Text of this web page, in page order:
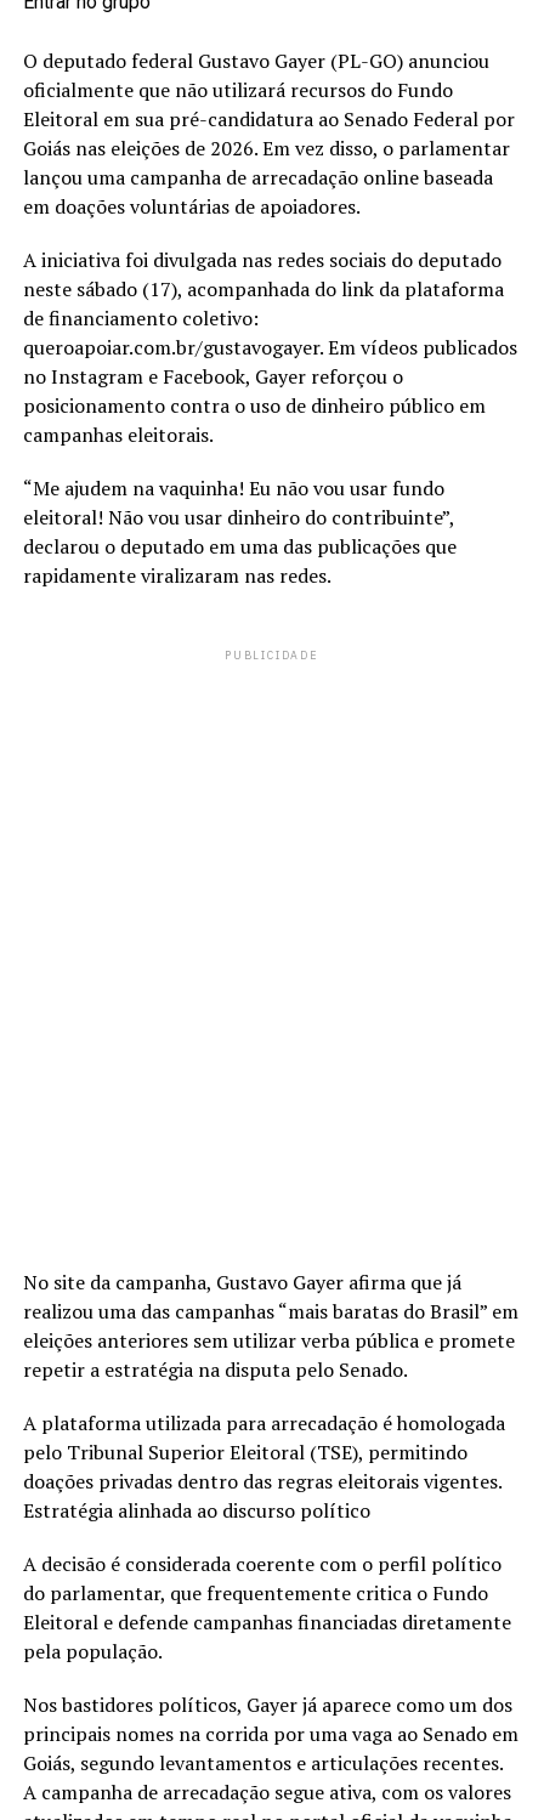
O deputado federal Gustavo Gayer (PL-GO) anunciou
oficialmente que não utilizará recursos do Fundo
Eleitoral em sua pré-candidatura ao Senado Federal por
Goiás nas eleições de 2026. Em vez disso, o parlamentar
lançou uma campanha de arrecadação online baseada
em doações voluntárias de apoiadores.
A iniciativa foi divulgada nas redes sociais do deputado
neste sábado (17), acompanhada do link da plataforma
de financiamento coletivo:
queroapoiar.com.br/gustavogayer. Em vídeos publicados
no Instagram e Facebook, Gayer reforçou o
posicionamento contra o uso de dinheiro público em
campanhas eleitorais.
“Me ajudem na vaquinha! Eu não vou usar fundo
eleitoral! Não vou usar dinheiro do contribuinte”,
declarou o deputado em uma das publicações que
rapidamente viralizaram nas redes.
PUBLICIDADE
No site da campanha, Gustavo Gayer afirma que já
realizou uma das campanhas “mais baratas do Brasil” em
eleições anteriores sem utilizar verba pública e promete
repetir a estratégia na disputa pelo Senado.
A plataforma utilizada para arrecadação é homologada
pelo Tribunal Superior Eleitoral (TSE), permitindo
doações privadas dentro das regras eleitorais vigentes.
Estratégia alinhada ao discurso político
A decisão é considerada coerente com o perfil político
do parlamentar, que frequentemente critica o Fundo
Eleitoral e defende campanhas financiadas diretamente
pela população.
Nos bastidores políticos, Gayer já aparece como um dos
principais nomes na corrida por uma vaga ao Senado em
Goiás, segundo levantamentos e articulações recentes.
A campanha de arrecadação segue ativa, com os valores